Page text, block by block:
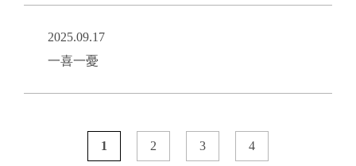
2025.09.17
一喜一憂
1 2 3 4